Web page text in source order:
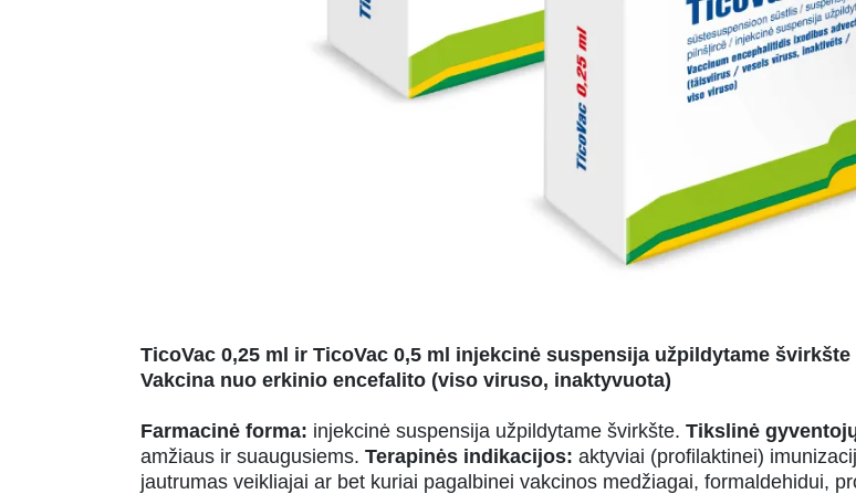
TicoVac 0,25 ml ir TicoVac 0,5 ml injekcinė suspensija užpildytame švirkšte
Vakcina nuo erkinio encefalito (viso viruso, inaktyvuota)
Farmacinė forma: injekcinė suspensija užpildytame švirkšte. Tikslinė
amžiaus ir suaugusiems. Terapinės indikacijos: aktyviai (profilaktinei)
jautrumas veikliajai ar bet kuriai pagalbinei vakcinos medžiagai, formaldehidui,